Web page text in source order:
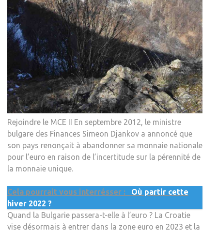
Rejoindre le MCE II En septembre 2012, le ministre
bulgare des Finances Simeon Djankov a annoncé que
son pays renonçait à abandonner sa monnaie nationale
pour l’euro en raison de l’incertitude sur la pérennité de
la monnaie unique.
Cela pourrait vous interrésser :
Où partir cette
hiver 2022 ?
Quand la Bulgarie passera-t-elle à l’euro ? La Croatie
vise désormais à entrer dans la zone euro en 2023 et la